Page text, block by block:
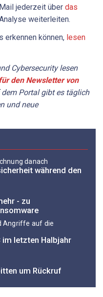
jederzeit über das
weiterleiten.
erkennen können, lesen
Cybersecurity lesen
den Newsletter von
Portal gibt es täglich
und neue
danach
während den
- zu
Angriffe auf die
im letzten Halbjahr
um Rückruf